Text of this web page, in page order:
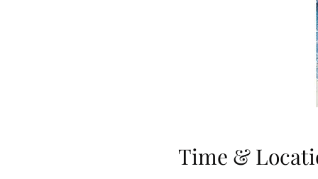
Time &